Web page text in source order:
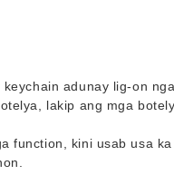
adunay lig-on
lakip ang mga
function, kini usab usa